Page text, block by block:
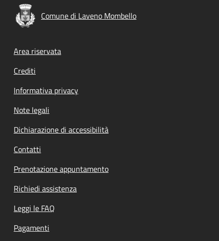
Comune di Laveno Mombello
Footer menu
Area riservata
Crediti
Informativa privacy
Note legali
Dichiarazione di accessibilità
Contatti
Prenotazione appuntamento
Richiedi assistenza
Leggi le FAQ
Pagamenti